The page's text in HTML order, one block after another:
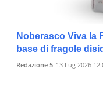
Noberasco Viva la
base di fragole
Redazione 5 13 Lug 2026